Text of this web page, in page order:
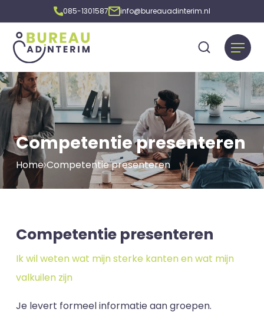
085-1301587 info@bureauadinterim.nl
Competentie presenteren
Home Competentie presenteren
Competentie presenteren
Ik wil weten wat mijn sterke kanten en wat mijn
valkuilen zijn
Je levert formeel informatie aan groepen.